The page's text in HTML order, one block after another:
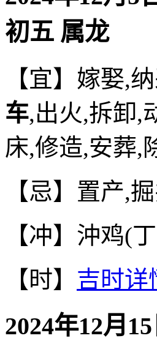
初五 属龙
【宜】嫁娶,
车,出火,拆卸,
床,修造,安葬,
【忌】置产,
【冲】沖鸡(
【时】 吉时详
2024年12月